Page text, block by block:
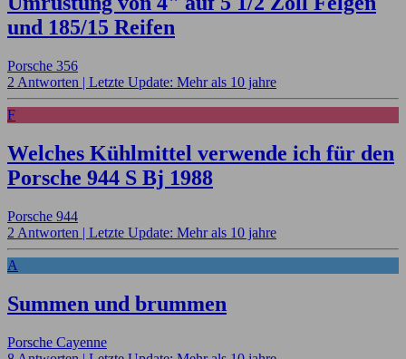
und 185/15 Reifen
Porsche 356
2 Antworten | Letzte Update: Mehr als 10 jahre
F
Welches Kühlmittel verwende ich für den
Porsche 944 S Bj 1988
Porsche 944
2 Antworten | Letzte Update: Mehr als 10 jahre
A
Summen und brummen
Porsche Cayenne